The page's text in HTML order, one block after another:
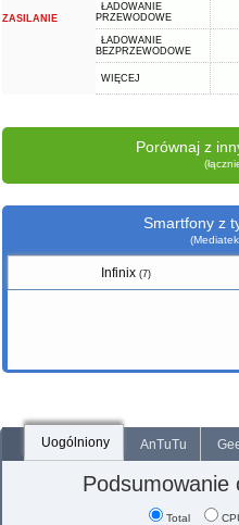
ZASILANIE
ŁADOWANIE
PRZEWODOWE
ŁADOWANIE
BEZPRZEWODOWE
WIĘCEJ
Porównaj z
Smartfony z
Infinix (7)
Uogólniony AnTuTu
Podsumowanie
Total